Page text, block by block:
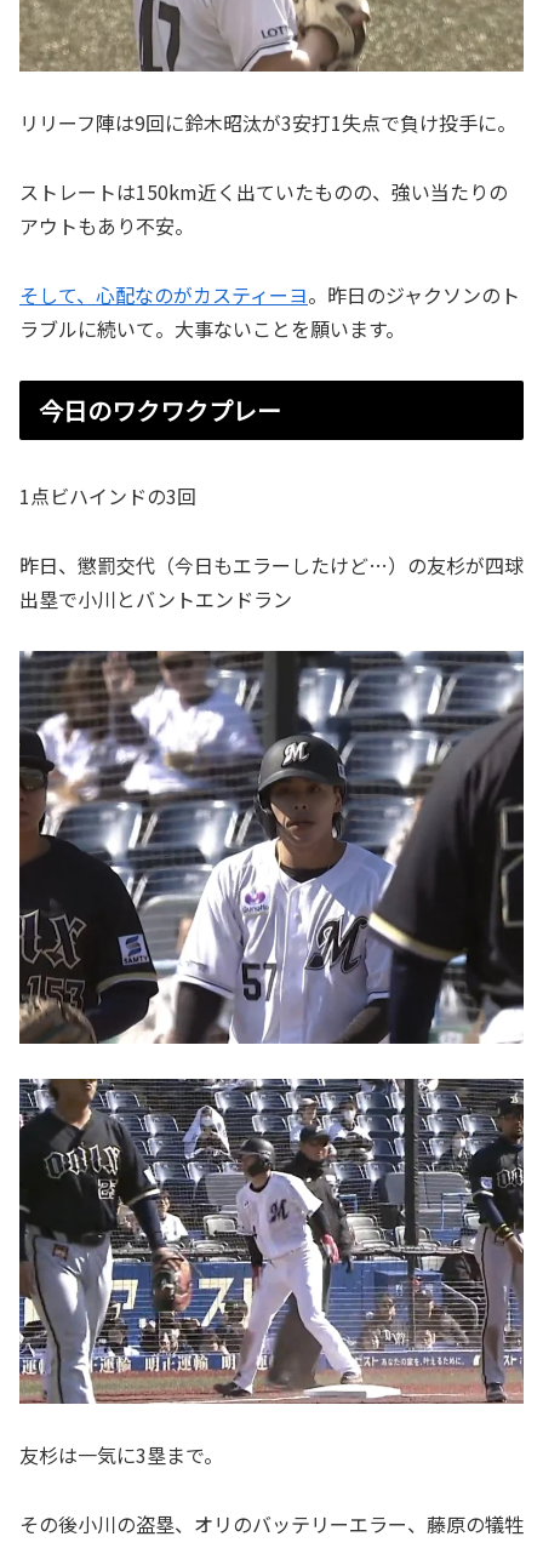
リリーフ陣は9回に鈴木昭汰が3安打1失点で負け投手に。
ストレートは150km近く出ていたものの、強い当たりの
アウトもあり不安。
そして、心配なのがカスティーヨ。昨日のジャクソンのト
ラブルに続いて。大事ないことを願います。
今日のワクワクプレー
1点ビハインドの3回
昨日、懲罰交代（今日もエラーしたけど…）の友杉が四球
出塁で小川とバントエンドラン
友杉は一気に3塁まで。
その後小川の盗塁、オリのバッテリーエラー、藤原の犠牲